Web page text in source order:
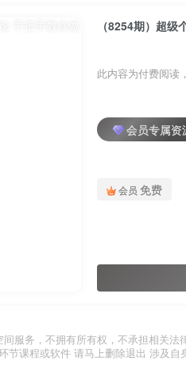
（8254期）超
此内容为付费阅读
会员专属资
会员 免费
服务，不拥有所有权，不承担相关
课程或软件 请马上删除退出 涉及